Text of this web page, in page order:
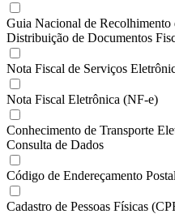
Guia Nacional de
Distribuição de Documentos
Nota Fiscal de Serviços
Nota Fiscal Eletrônica (NF-e)
Conhecimento de Transporte
Consulta de Dados
Código de Endereçamento
Cadastro de Pessoas Físicas